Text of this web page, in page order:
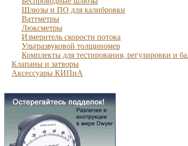
Шлюзы и ПО для калибровки
Ваттметры
Люксметры
Измеритель скорости потока
Ультразвуковой толщиномер
Комплекты для тестирования, регулировки и
Клапаны и затворы
Аксессуары КИПиА